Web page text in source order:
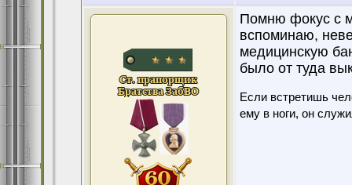
Помню фокус с
вспоминаю,
медицинскую
было от туда
Если встретишь
ему в ноги, он